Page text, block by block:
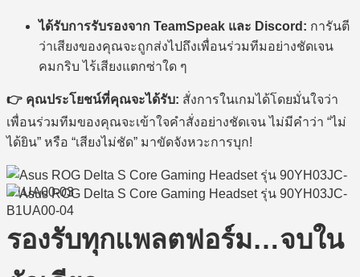
ได้รับการรับรองจาก TeamSpeak และ Discord: การันตี
ว่าเสียงของคุณจะถูกส่งไปถึงเพื่อนร่วมทีมอย่างชัดเจน
คมกริบ ไร้เสียงแตกซ่าใด ๆ
คุณประโยชน์ที่คุณจะได้รับ:สั่งการในเกมได้โดยมั่นใจว่า
เพื่อนร่วมทีมของคุณจะเข้าใจคำสั่งอย่างชัดเจน ไม่มีคำว่า “ไม่
ได้ยิน” หรือ “เสียงไม่ชัด” มาขัดจังหวะการบุก!
รองรับทุกแพลตฟอร์ม…จบใน